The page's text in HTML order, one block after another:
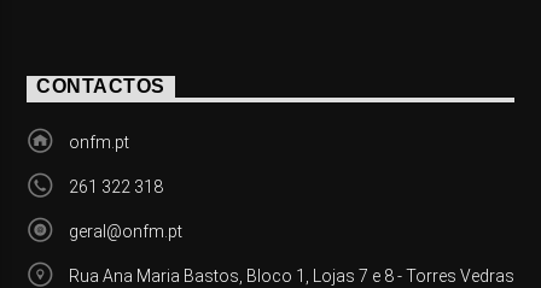
CONTACTOS
onfm.pt
261 322 318
geral@onfm.pt
Rua Ana Maria Bastos, Bloco 1, Lojas 7 e 8 - Torres Vedras